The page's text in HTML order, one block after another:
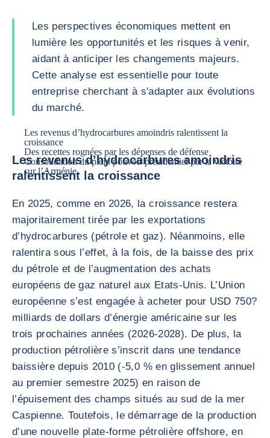
Les perspectives économiques mettent en
lumière les opportunités et les risques à venir,
aidant à anticiper les changements majeurs.
Cette analyse est essentielle pour toute
entreprise cherchant à s'adapter aux évolutions
du marché.
Les revenus d’hydrocarbures amoindris ralentissent la
croissance
Des recettes rognées par les dépenses de défense
Consolidation du plein pouvoir présidentiel par la victoire
sur l’Arménie
Les revenus d’hydrocarbures amoindris
ralentissent la croissance
En 2025, comme en 2026, la croissance restera
majoritairement tirée par les exportations
d’hydrocarbures (pétrole et gaz). Néanmoins, elle
ralentira sous l’effet, à la fois, de la baisse des prix
du pétrole et de l’augmentation des achats
européens de gaz naturel aux Etats-Unis. L’Union
européenne s’est engagée à acheter pour USD 750?
milliards de dollars d’énergie américaine sur les
trois prochaines années (2026-2028). De plus, la
production pétrolière s’inscrit dans une tendance
baissière depuis 2010 (-5,0 % en glissement annuel
au premier semestre 2025) en raison de
l’épuisement des champs situés au sud de la mer
Caspienne. Toutefois, le démarrage de la production
d’une nouvelle plate-forme pétrolière offshore, en